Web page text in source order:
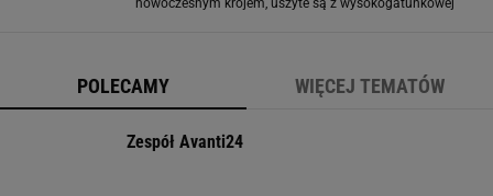
nowoczesnym krojem, uszyte są z wysokogatunkowej
POLECAMY WIĘCEJ TEMATÓW
Zespół Avanti24